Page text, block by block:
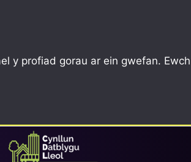
y profiad gorau ar ein gwefan.